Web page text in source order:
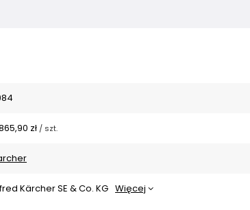
zł / szt.
Kärcher SE & Co. KG Więcej